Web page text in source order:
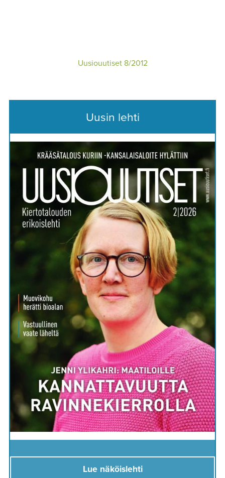
Uusiouutiset 8/2012
Uusin lehti
Lue näköislehti